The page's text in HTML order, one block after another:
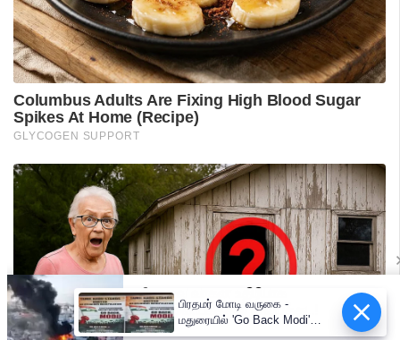
பிரதமர் மோடி வருகை -
மதுரையில் 'Go Back Modi'
போஸ்டர்களால் பரபரப்பு!